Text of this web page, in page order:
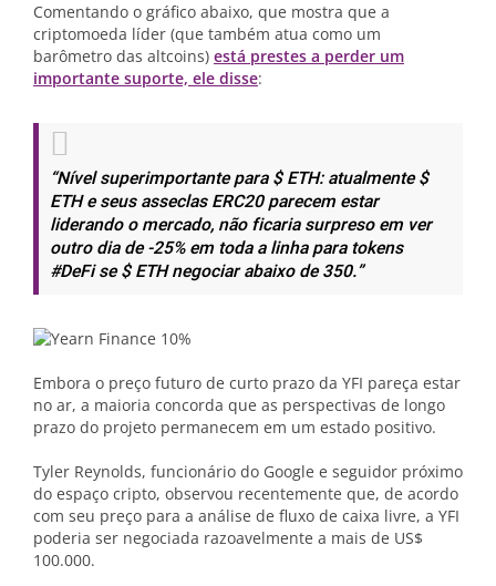
Comentando o gráfico abaixo, que mostra que a
criptomoeda líder (que também atua como um
barômetro das altcoins) está prestes a perder um
importante suporte, ele disse:
“Nível superimportante para $ ETH: atualmente $
ETH e seus asseclas ERC20 parecem estar
liderando o mercado, não ficaria surpreso em ver
outro dia de -25% em toda a linha para tokens
#DeFi se $ ETH negociar abaixo de 350.”
Embora o preço futuro de curto prazo da YFI pareça estar
no ar, a maioria concorda que as perspectivas de longo
prazo do projeto permanecem em um estado positivo.
Tyler Reynolds, funcionário do Google e seguidor próximo
do espaço cripto, observou recentemente que, de acordo
com seu preço para a análise de fluxo de caixa livre, a YFI
poderia ser negociada razoavelmente a mais de US$
100.000.